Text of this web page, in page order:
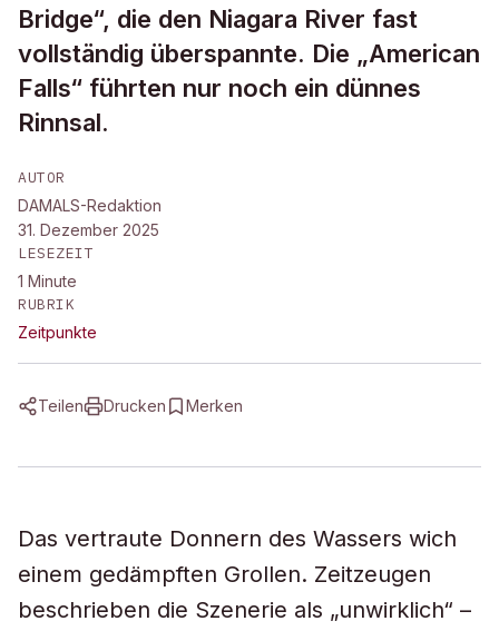
Bridge“, die den Niagara River fast
vollständig überspannte. Die „American
Falls“ führten nur noch ein dünnes
Rinnsal.
AUTOR
DAMALS-Redaktion
31. Dezember 2025
LESEZEIT
1 Minute
RUBRIK
Zeitpunkte
Teilen Drucken Merken
Das vertraute Donnern des Wassers wich
einem gedämpften Grollen. Zeitzeugen
beschrieben die Szenerie als „unwirklich“ –